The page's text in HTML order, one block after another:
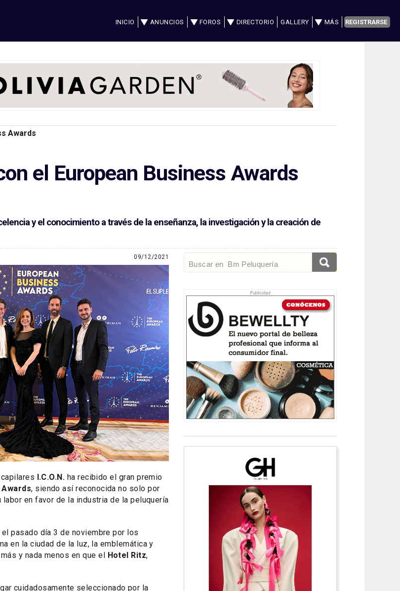
INICIO ANUNCIOS FOROS DIRECTORIO GALLERY MÁS REGISTRARSE
Awards
el European Business Awards
y el conocimiento a través de la enseñanza, la investigación y la creación de
09/12/2021
I.C.O.N. ha recibido el gran premio
Awards, siendo así reconocida no solo por
en favor de la industria de la peluquería
pasado día 3 de noviembre por los
en la ciudad de la luz, la emblemática y
y nada menos en que el Hotel Ritz,
cuidadosamente seleccionado por la